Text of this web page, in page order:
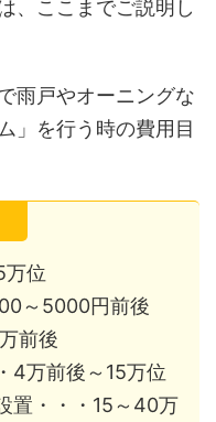
、ここまでご説明し
雨戸やオーニングな
」を行う時の費用目
万位
～5000円前後
前後
4万前後～15万位
置・・・15～40万